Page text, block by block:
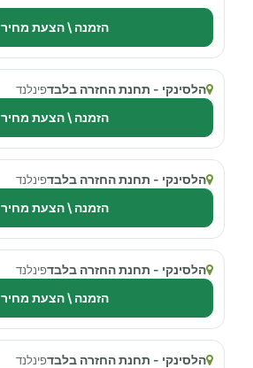
הזמנה \ הצעת מחיר
הלסינקי - תחנת החזרה בלבדפינלנד
הזמנה \ הצעת מחיר
הלסינקי - תחנת החזרה בלבדפינלנד
הזמנה \ הצעת מחיר
הלסינקי - תחנת החזרה בלבדפינלנד
הזמנה \ הצעת מחיר
הלסינקי - תחנת החזרה בלבדפינלנד